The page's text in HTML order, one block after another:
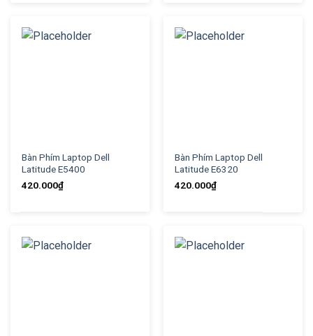
Bàn Phím Laptop Dell
Latitude E5400
420.000₫
Bàn Phím Laptop Dell
Latitude E6320
420.000₫